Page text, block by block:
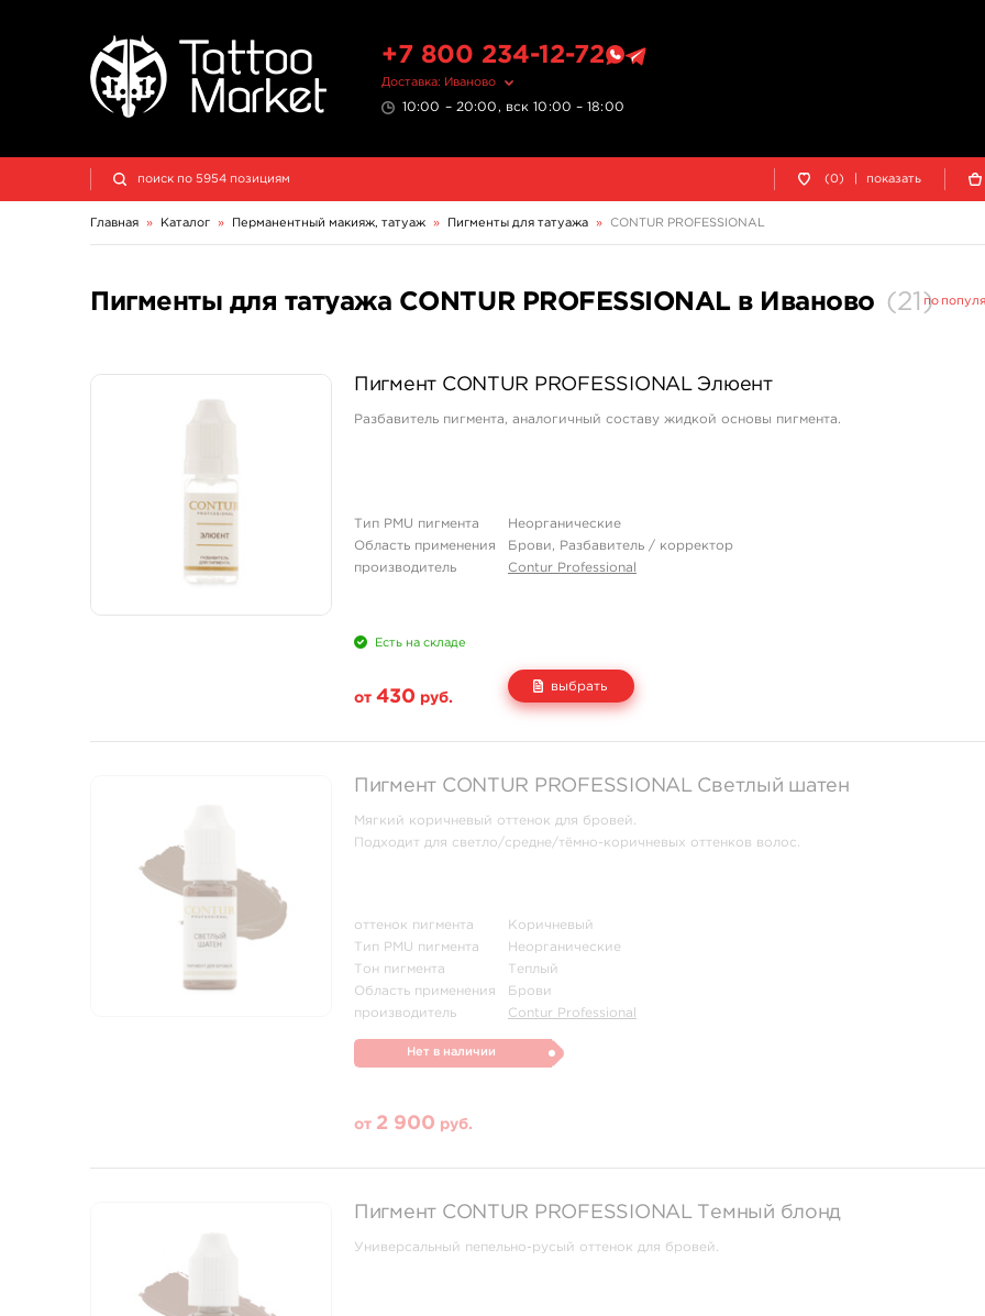
+7 800 234-12-72
Доставка: Иваново
10:00 – 20:00, вск 10:00 – 18:00
(0) показать
Главная » Каталог » Перманентный макияж, татуаж » Пигменты для татуажа » CONTUR‌ ‌PROFESSIONAL
по
Пигменты для татуажа CONTUR‌ ‌PROFESSIONAL в Иваново (21 )
Пигмент CONTUR‌ ‌PROFESSIONAL Элюент
Разбавитель пигмента, аналогичный составу жидкой основы пигмента.
Тип PMU пигмента
Неорганические
Область применения
Брови, Разбавитель / корректор
производитель
Contur Professional
Есть на складе
от 430 руб.
выбрать
Пигмент CONTUR‌ ‌PROFESSIONAL Светлый шатен
Мягкий коричневый оттенок для бровей.
Подходит для светло/средне/тёмно-коричневых оттенков волос.
оттенок пигмента
Коричневый
Тип PMU пигмента
Неорганические
Тон пигмента
Теплый
Область применения
Брови
производитель
Contur Professional
Нет в наличии
от 2 900 руб.
Пигмент CONTUR‌ ‌PROFESSIONAL Темный блонд
Универсальный пепельно-русый оттенок для бровей.